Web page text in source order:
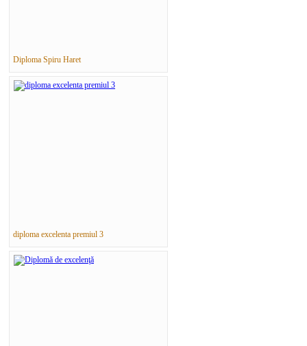
Diploma Spiru Haret
diploma excelenta premiul 3